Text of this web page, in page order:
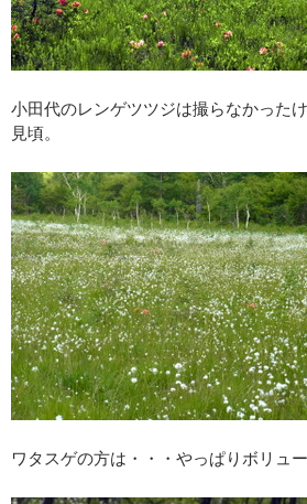
小田代のレンゲツツジは撮らなかった
見頃。
ワタスゲの方は・・・やっぱりボリュ